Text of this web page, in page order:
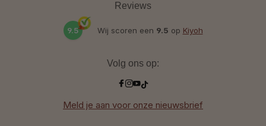
Reviews
9.5 Wij scoren een 9.5 op Kiyoh
Volg ons op:
Meld je aan voor onze nieuwsbrief